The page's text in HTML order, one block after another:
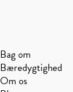
Bag om
Bæredygtighed
Om os